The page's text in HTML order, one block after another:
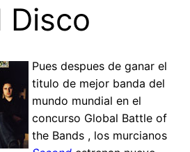
Disco
Pues despues de ganar el
titulo de mejor banda del
mundo mundial en el
concurso Global Battle of
the Bands , los murcianos